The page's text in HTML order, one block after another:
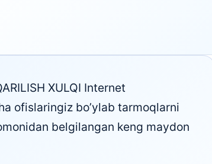
XULQI Internet
ofislaringiz bo’ylab tarmoqlarni
belgilangan keng maydon